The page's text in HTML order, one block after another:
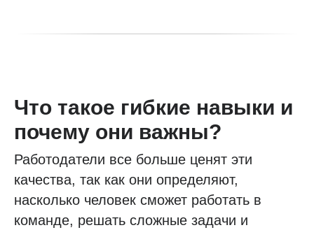
Что такое гибкие навыки и
почему они важны?
Работодатели все больше ценят эти
качества, так как они определяют,
насколько человек сможет работать в
команде, решать сложные задачи и